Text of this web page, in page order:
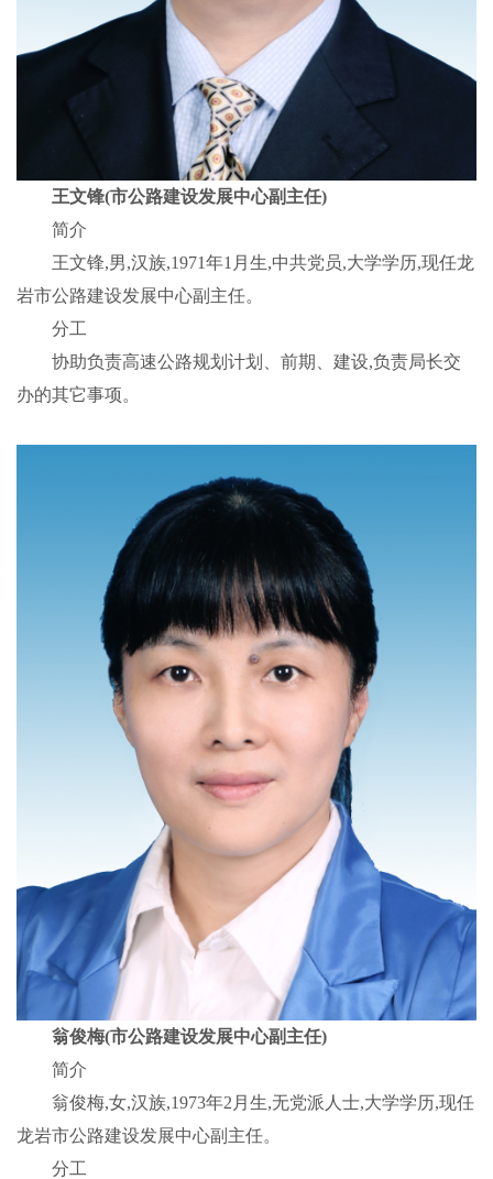
王文锋(市公路建设发展中心副主任)
简介
王文锋,男,汉族,1971年1月生,中共党员,大学学历,现任龙
岩市公路建设发展中心副主任。
分工
协助负责高速公路规划计划、前期、建设,负责局长交
办的其它事项。
翁俊梅(市公路建设发展中心副主任)
简介
翁俊梅,女,汉族,1973年2月生,无党派人士,大学学历,现任
龙岩市公路建设发展中心副主任。
分工